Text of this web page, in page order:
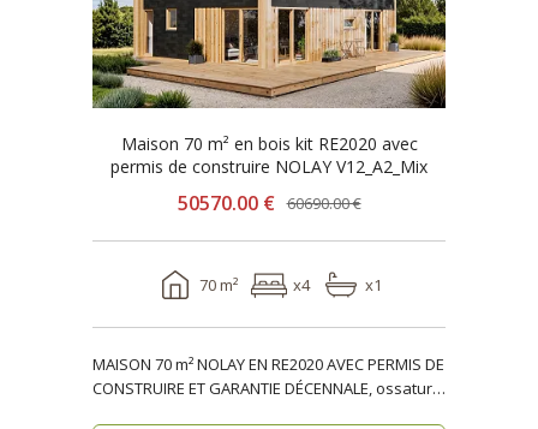
Maison 70 m² en bois kit RE2020 avec
permis de construire NOLAY V12_A2_Mix
50570.00 € 60690.00 €
70 m² x4 x1
MAISON 70 m² NOLAY EN RE2020 AVEC PERMIS DE
CONSTRUIRE ET GARANTIE DÉCENNALE, ossature